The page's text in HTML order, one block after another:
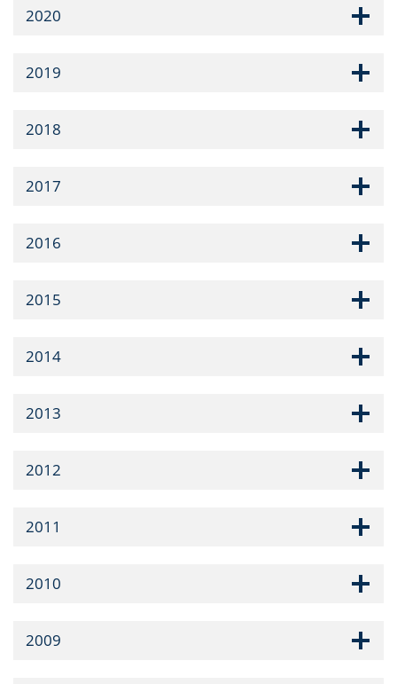
2020
2019
2018
2017
2016
2015
2014
2013
2012
2011
2010
2009